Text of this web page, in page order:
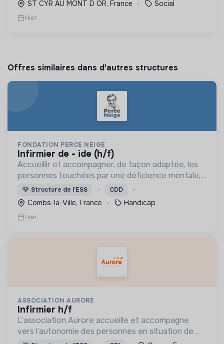
ST CYR AU MONT D OR, France
Social
Hier
Offres similaires dans d'autres structures
FONDATION PERCE NEIGE
infirmier de - ide (h/f)
Accueillir et accompagner, de façon adaptée, les
personnes touchées par une déficience mentale,
un handicap physique ou psychique
💡 Structure de l’ESS CDD
Combs-la-Ville, France Handicap
Hier
ASSOCIATION AURORE
infirmier h/f
L’association Aurore accueille et accompagne
vers l’autonomie des personnes en situation de